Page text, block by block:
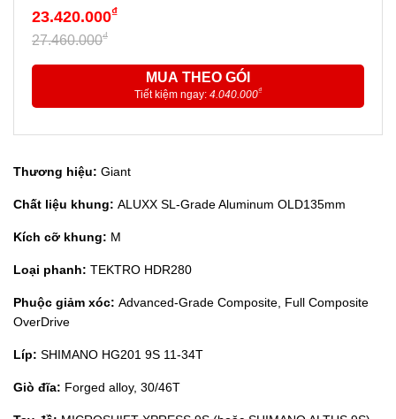
23.420.000₫
27.460.000₫
MUA THEO GÓI
Tiết kiệm ngay: 4.040.000₫
Thương hiệu: Giant
Chất liệu khung: ALUXX SL-Grade Aluminum OLD135mm
Kích cỡ khung: M
Loại phanh: TEKTRO HDR280
Phuộc giảm xóc: Advanced-Grade Composite, Full Composite
OverDrive
Líp: SHIMANO HG201 9S 11-34T
Giò đĩa: Forged alloy, 30/46T